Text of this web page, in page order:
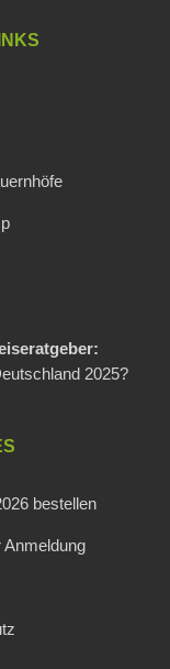
2025?
bestellen
Anmeldung